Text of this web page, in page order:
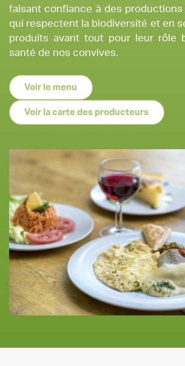
faisant confiance à des
qui respectent la biodiversité et en
produits avant tout pour leur rôle
santé de nos convives.
Voir le menu
Voir la carte des producteurs